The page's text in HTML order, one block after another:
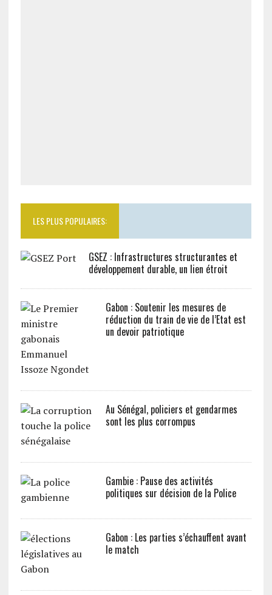
LES PLUS POPULAIRES:
GSEZ : Infrastructures structurantes et
développement durable, un lien étroit
Gabon : Soutenir les mesures de
réduction du train de vie de l’Etat est
un devoir patriotique
Au Sénégal, policiers et gendarmes
sont les plus corrompus
Gambie : Pause des activités
politiques sur décision de la Police
Gabon : Les parties s’échauffent avant
le match